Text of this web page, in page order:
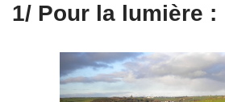
1/ Pour la lumière :